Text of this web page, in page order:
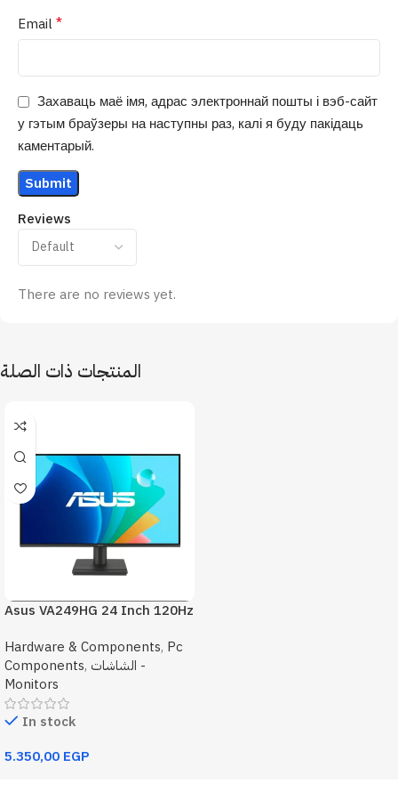
Reviews
There are no reviews yet.
Email*
Захаваць маё імя, адрас электроннай пошты і вэб-сайт
у гэтым браўзеры на наступны раз, калі я буду пакідаць
каментарый.
المنتجات ذات الصلة
Asus VA249HG 24 Inch 120Hz
Hardware & Components, Pc
Components, الشاشات -
Monitors
In stock
5.350,00 EGP